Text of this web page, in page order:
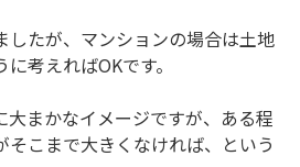
したが、マンションの場合は土地
考えればOKです。
大まかなイメージですが、ある程
そこまで大きくなければ、という